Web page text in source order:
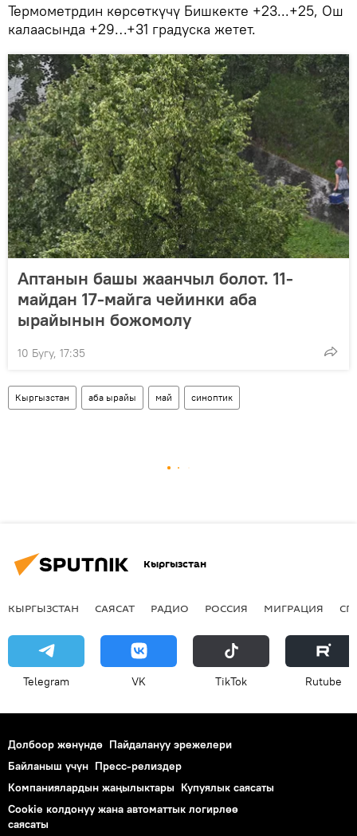
Термометрдин көрсөткүчү Бишкекте +23...+25, Ош
калаасында +29…+31 градуска жетет.
Аптанын башы жаанчыл болот. 11-
майдан 17-майга чейинки аба
ырайынын божомолу
10 Бугу, 17:35
Кыргызстан аба ырайы май синоптик
Кыргызстан
КЫРГЫЗСТАН САЯСАТ РАДИО РОССИЯ МИГРАЦИЯ
Telegram VK ТikТоk Rutube
Долбоор жөнүндө Пайдалануу эрежелери
Байланыш үчүн Пресс-релиздер
Компаниялардын жаңылыктары Купуялык саясаты
Cookie колдонуу жана автоматтык логирлөө
саясаты